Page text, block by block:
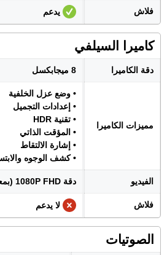
فلاش يدعم
كاميرا السيلفي
دقة الكاميرا 8 ميجابكسل
مميزات الكاميرا
• وضع عزل الخلفية
• إعدادات التجميل
• تقنية HDR
• المؤقت الذاتي
• إشارة الالتقاط
• كشف الوجوه
الفيديو دقة 1080P FHD (بمعدل 30 إطار)
فلاش لا يدعم
الصوتيات